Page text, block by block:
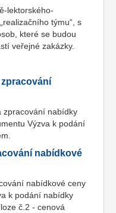
lektorského-
týmu“, s
které se budou
veřejné zakázky.
zpracování nabídky
Výzva k podání
nabídkové
nabídkové ceny
k podání nabídky
č.2 - cenová